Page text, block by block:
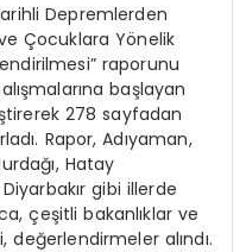
Depremlerden
Çocuklara Yönelik
raporunu
başlayan
278 sayfadan
Rapor, Adıyaman,
Hatay
gibi illerde
çeşitli bakanlıklar ve
değerlendirmeler alındı.